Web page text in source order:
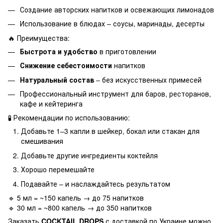
Создание авторских напитков и освежающих лимонадов
Использование в блюдах – соусы, маринады, десерты
🔥 Преимущества:
Быстрота и удобство в приготовлении
Снижение себестоимости напитков
Натуральный состав – без искусственных примесей
Профессиональный инструмент для баров, ресторанов,
кафе и кейтеринга
🧪 Рекомендации по использованию:
Добавьте 1–3 капли в шейкер, бокал или стакан для
смешивания
Добавьте другие ингредиенты коктейля
Хорошо перемешайте
Подавайте – и наслаждайтесь результатом
🔹 5 мл = ~150 капель → до 75 напитков
🔹 30 мл = ~800 капель → до 350 напитков
Заказать COCKTAIL DROPS с доставкой по Украине можно